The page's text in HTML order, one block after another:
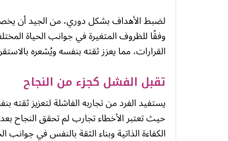
لضبط الأهداف بشكل دوري، من الجيد أن
وفقًا للظروف المتغيرة في جوانب الحياة
القرارات، مما يعزز ثقته بنفسه ويُشعره
تقبل الفشل كجزء من النجاح
يستفيد الفرد من تجاربه الفاشلة لتعزيز
حيث تعتبر الأخطاء تجارب لم تحقق النجاح
الكفاءة الذاتية وبناء الثقة بالنفس في